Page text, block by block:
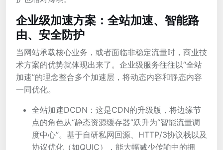
企业级加速方案：全站加速、智能路
由、安全防护
当网站承载核心业务，或者面临非稳定流量时，商业技
术方案的优势就体现出来了。企业级服务往往以“全站
加速”的理念整合多个加速层，将动态内容和静态内容
一同优化。
全站加速DCDN：这是CDN的升级版，将边缘节
点的角色从“静态资源缓存器”跃升为“智能流量调
度中心”。基于自研私网回源、HTTP/3协议栈以及
协议优化（如QUIC），能大幅减少传输中的拥